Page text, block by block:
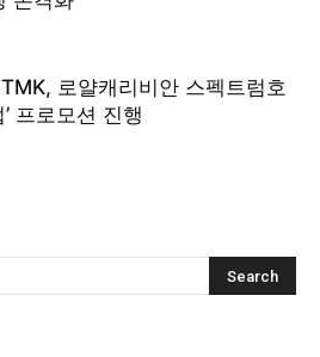
로얄캐리비안 스펙트럼호
’ 프로모션 진행